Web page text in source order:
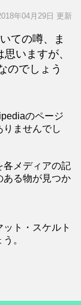
年04月29日 更新
ての噂、ま
いますが、
のでしょう
のページ
りませんでし
各メディアの記
ある物が見つか
ト・スケルト
。